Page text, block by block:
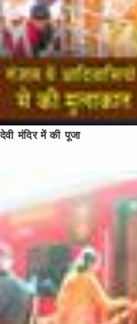
देवी मंदिर में की पूजा